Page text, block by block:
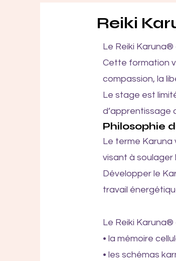
Reiki
Le Reiki
Cette formation
compassion, la
Le stage est
d’apprentissage
Philosophie
Le terme Karuna
visant à soulager
Développer le
travail
Le Reiki
• la mémoire
• les schémas